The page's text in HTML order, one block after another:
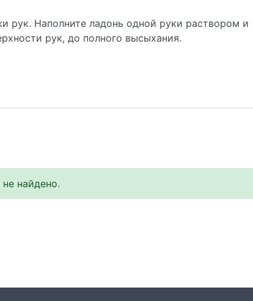
рук. Наполните ладонь одной руки раствором и
рук, до полного высыхания.
найдено.